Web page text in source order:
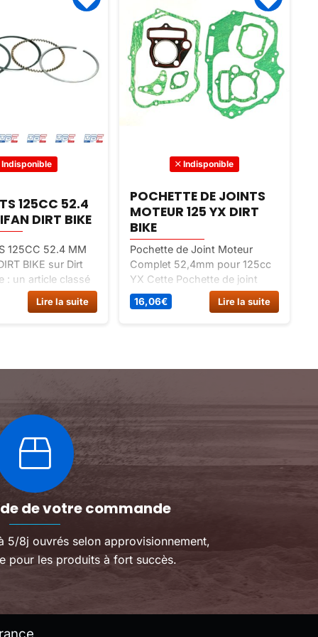
Indisponible
125CC 52.4
DIRT BIKE
125CC 52.4 MM
BIKE sur Dirt
: un article classé
dirt bike,
haut et bas
Lire la suite
Indisponible
POCHETTE DE JOINTS
MOTEUR 125 YX DIRT
BIKE
Pochette de Joint Moteur
Complet 52,4mm pour 125cc
YX Cette Pochette de joint
125cc 52,4mm YX contient: -
Joint de culbuteur -Joint de
carters centraux Ne convient
16,06€ Lire la suite
de votre commande
5/8j ouvrés selon approvisionnement,
pour les produits à fort succès.